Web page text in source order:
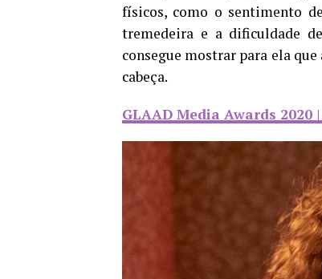
físicos, como o sentimento
tremedeira e a dificuldade
consegue mostrar para ela
cabeça.
GLAAD Media Awards